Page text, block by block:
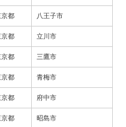
京都 八王子市
京都 立川市
京都 三鷹市
京都 青梅市
京都 府中市
京都 昭島市